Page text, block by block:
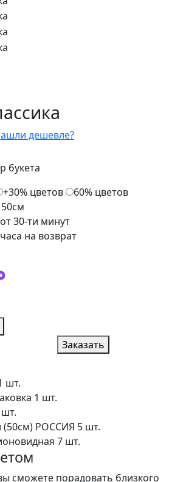
дешевле?
букета
+30% цветов
60% цветов
30-ти минут
на возврат
Заказать
шт.
1 шт.
(50см) РОССИЯ 5 шт.
7 шт.
сможете порадовать близкого